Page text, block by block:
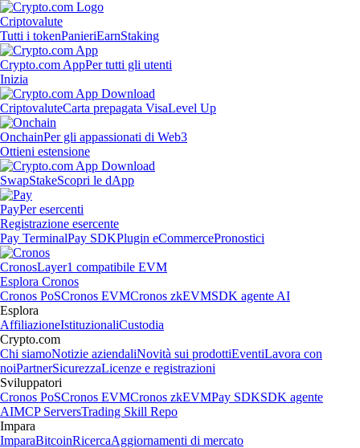
Criptovalute
Tutti i tokenPanieriEarnStaking
Crypto.com AppPer tutti gli utenti
Inizia
CriptovaluteCarta prepagata VisaLevel Up
OnchainPer gli appassionati di Web3
Ottieni estensione
SwapStakeScopri le dApp
PayPer esercenti
Registrazione esercente
Pay TerminalPay SDKPlugin eCommercePronostici
CronosLayer1 compatibile EVM
Esplora Cronos
Cronos PoSCronos EVMCronos zkEVMSDK agente AI
Esplora
AffiliazioneIstituzionaliCustodia
Crypto.com
Chi siamoNotizie aziendaliNovità sui prodottiEventiLavora con
noiPartnerSicurezzaLicenze e registrazioni
Sviluppatori
Cronos PoSCronos EVMCronos zkEVMPay SDKSDK agente
AIMCP ServersTrading Skill Repo
Impara
ImparaBitcoinRicercaAggiornamenti di mercato